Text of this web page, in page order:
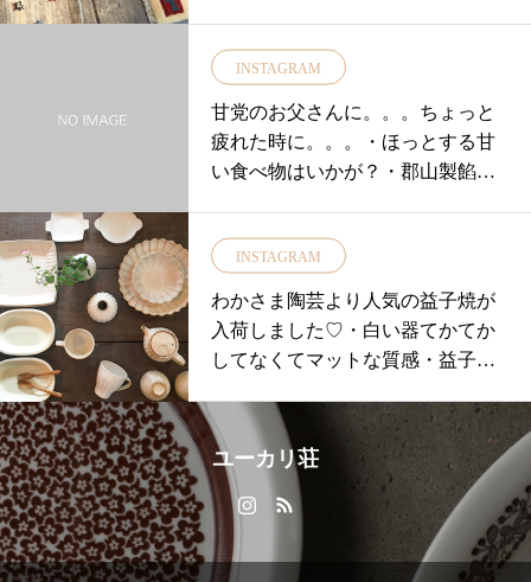
40×40のチェアーマット▼ジャジム
になるお客様はお早めにご来店また
リスマスや年末年始に向けて。。。
様替えしてみてはいかがでしょうか
みで染め上げ、大自然の中で1点1点
る800年の歴史のあるギャッベ。・
情豊かに味わい深く変化していきま
上質ウールから生まれる驚くほどに
です・・期間中、1万円以上(税抜)お
用】薬用消毒液ハンドジェルをプレ
あなたの一枚を探しにユーカリ荘へ
せ、お取り置きにつきましてはお電
48ユーカリ荘へ11:00〜18:00にお問
せ！
#ユーカリ荘#yukarisou#ライフスタ
#松江#島根#丁寧な仕事#キリム#ミ
INSTAGRAM
甘党のお父さんに。。。ちょっと
疲れた時に。。。・ほっとする甘
い食べ物はいかが？・郡山製餡のa
度を3度抑えたand3和菓子のあんこ
を作るあんこ屋のあんみつからお
抹茶味が入荷しました！・黄桃、
みかん、パイナップルとフルーツ
入っています・ギフトラッピング
も承っておりますのでお気軽にお
申し付けください！！本日も18時
まで営業中・もちろんご自身用に
も◎・スタッフもイチオシの懐か
しくやさしい甘みをお愉しみくだ
INSTAGRAM
わかさま陶芸より人気の益子焼が
入荷しました♡・白い器てかてか
してなくてマットな質感・益子焼
する温かみを作り出しますぽって
りとした形が手によく馴染みま
す・・湯呑みに丁度いいサイズの
カップはおもてなしに…来客の多
いお正月のお客様用にも嬉しいで
す・大きめの器は寒くなる時期に
ユーカリ荘